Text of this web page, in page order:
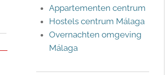
Appartementen centrum
Hostels centrum Málaga
Overnachten omgeving
Málaga